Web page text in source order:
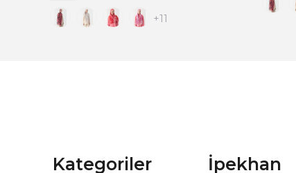
+11
Kategoriler İpekhan